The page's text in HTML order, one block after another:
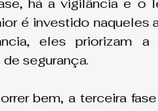
há a vigilância e o
é investido naqueles
eles priorizam a
segurança.
bem, a terceira